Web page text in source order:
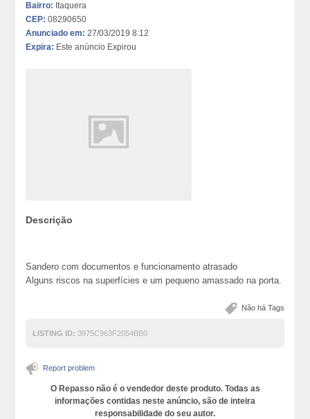
Bairro: Itaquera
CEP: 08290650
Anunciado em: 27/03/2019 8:12
Expira: Este anúncio Expirou
Descrição
Sandero com documentos e funcionamento atrasado
Alguns riscos na superfícies e um pequeno amassado na porta.
Não há Tags
LISTING ID: 3975C963F2054BB0
Report problem
O Repasso não é o vendedor deste produto. Todas as
informações contidas neste anúncio, são de inteira
responsabilidade do seu autor.